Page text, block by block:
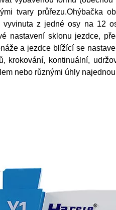
tvary průřezu.Ohýbačka
vyvinuta z jedné osy na 12
nastavení sklonu jezdce,
a jezdce blížící se
krokování, kontinuální,
nebo různými úhly